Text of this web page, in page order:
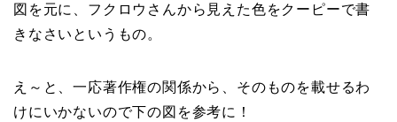
図を元に、フクロウさんから見えた色をクーピーで書
きなさいというもの。
え～と、一応著作権の関係から、そのものを載せるわ
けにいかないので下の図を参考に！